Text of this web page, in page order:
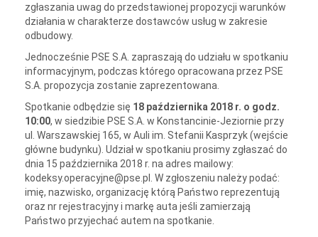
zgłaszania uwag do przedstawionej propozycji warunków
działania w charakterze dostawców usług w zakresie
odbudowy.
Jednocześnie PSE S.A. zapraszają do udziału w spotkaniu
informacyjnym, podczas którego opracowana przez PSE
S.A. propozycja zostanie zaprezentowana.
Spotkanie odbędzie się 18 października 2018 r. o godz.
10:00, w siedzibie PSE S.A. w Konstancinie-Jeziornie przy
ul. Warszawskiej 165, w Auli im. Stefanii Kasprzyk (wejście
główne budynku). Udział w spotkaniu prosimy zgłaszać do
dnia 15 października 2018 r. na adres mailowy:
kodeksy.operacyjne@pse.pl. W zgłoszeniu należy podać:
imię, nazwisko, organizację którą Państwo reprezentują
oraz nr rejestracyjny i markę auta jeśli zamierzają
Państwo przyjechać autem na spotkanie.